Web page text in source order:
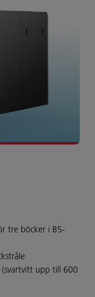
tre böcker i B5-
upp till 600